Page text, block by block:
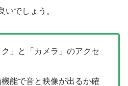
いでしょう。
」と「カメラ」のアクセ
能で音と映像が出るか確